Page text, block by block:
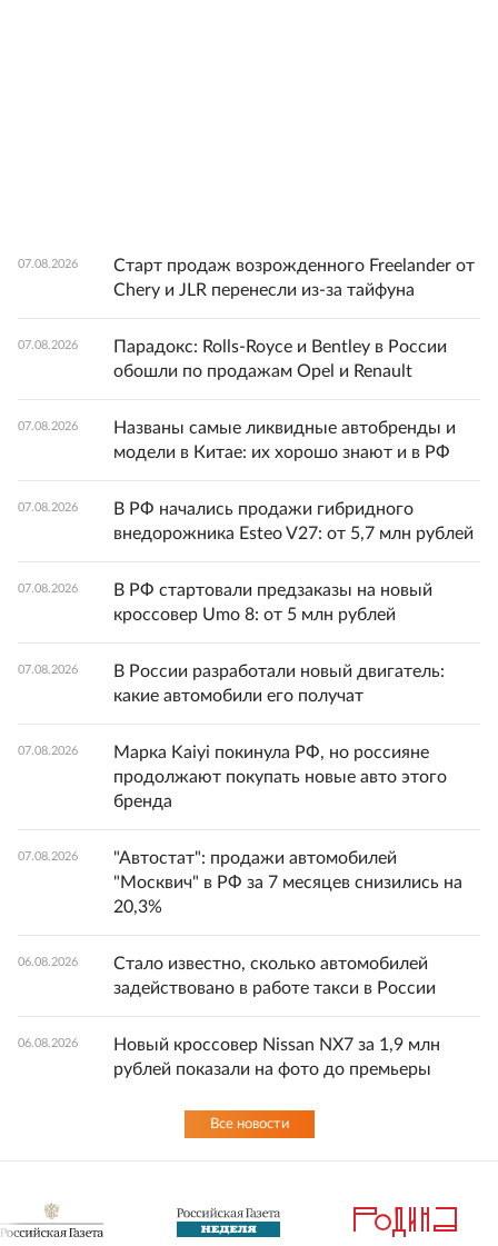
07.08.2026
Старт продаж возрожденного Freelander от
Chery и JLR перенесли из-за тайфуна
07.08.2026
Парадокс: Rolls-Royce и Bentley в России
обошли по продажам Opel и Renault
07.08.2026
Названы самые ликвидные автобренды и
модели в Китае: их хорошо знают и в РФ
07.08.2026
В РФ начались продажи гибридного
внедорожника Esteo V27: от 5,7 млн рублей
07.08.2026
В РФ стартовали предзаказы на новый
кроссовер Umo 8: от 5 млн рублей
07.08.2026
В России разработали новый двигатель:
какие автомобили его получат
07.08.2026
Марка Kaiyi покинула РФ, но россияне
продолжают покупать новые авто этого
бренда
07.08.2026
"Автостат": продажи автомобилей
"Москвич" в РФ за 7 месяцев снизились на
20,3%
06.08.2026
Стало известно, сколько автомобилей
задействовано в работе такси в России
06.08.2026
Новый кроссовер Nissan NX7 за 1,9 млн
рублей показали на фото до премьеры
Все новости